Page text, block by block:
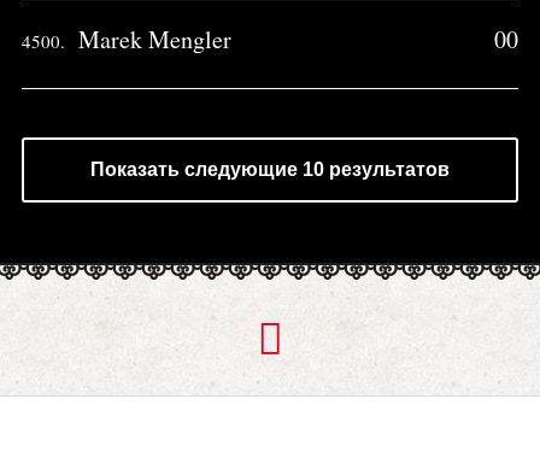
4500. Marek Mengler 00
Показать следующие 10 результатов